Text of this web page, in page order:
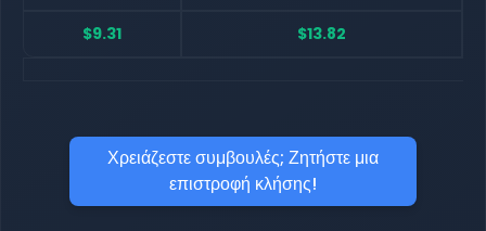
$9.31 $13.82
Χρειάζεστε συμβουλές; Ζητήστε μια
επιστροφή κλήσης!